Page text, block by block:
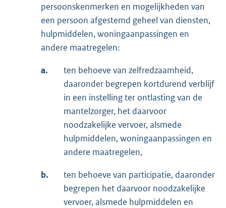
persoonskenmerken en mogelijkheden van
een persoon afgestemd geheel van diensten,
hulpmiddelen, woningaanpassingen en
andere maatregelen:
a.
ten behoeve van zelfredzaamheid,
daaronder begrepen kortdurend verblijf
in een instelling ter ontlasting van de
mantelzorger, het daarvoor
noodzakelijke vervoer, alsmede
hulpmiddelen, woningaanpassingen en
andere maatregelen,
b.
ten behoeve van participatie, daaronder
begrepen het daarvoor noodzakelijke
vervoer, alsmede hulpmiddelen en